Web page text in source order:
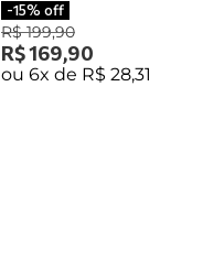
-15% off
R$ 199,90
R$169,90
ou6x de R$ 28,31